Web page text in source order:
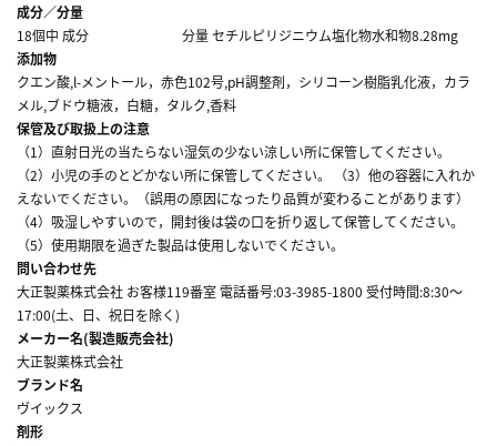
成分／分量
18個中 成分 分量 セチルピリジニウム塩化物水和物8.28mg
添加物
クエン酸,l-メントール，赤色102号,pH調整剤，シリコーン樹脂乳化液，カラ
メル,ブドウ糖液，白糖，タルク,香料
保管及び取扱上の注意
（1）直射日光の当たらない湿気の少ない涼しい所に保管してください。
（2）小児の手のとどかない所に保管してください。 （3）他の容器に入れか
えないでください。（誤用の原因になったり品質が変わることがあります）
（4）吸湿しやすいので，開封後は袋の口を折り返して保管してください。
（5）使用期限を過ぎた製品は使用しないでください。
問い合わせ先
大正製薬株式会社 お客様119番室 電話番号:03-3985-1800 受付時間:8:30～
17:00(土、日、祝日を除く)
メーカー名(製造販売会社)
大正製薬株式会社
ブランド名
ヴイックス
剤形